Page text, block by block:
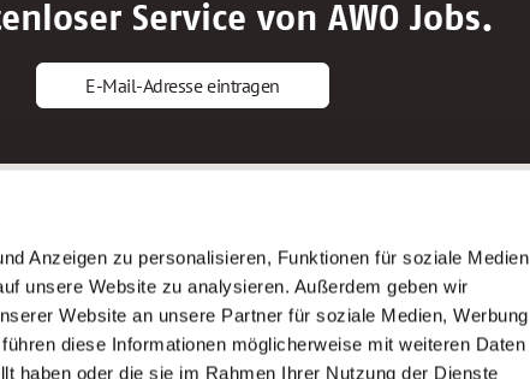
Anzeigen zu personalisieren, Funktionen für soziale Medien
unsere Website zu analysieren. Außerdem geben wir
Website an unsere Partner für soziale Medien, Werbung
diese Informationen möglicherweise mit weiteren Daten
haben oder die sie im Rahmen Ihrer Nutzung der Dienste
Service von AWO Jobs.
E-Mail-Adresse eintragen
AWO Gliederungen nach Bundesland
Stellenangebote nach Bundesländern
Sitemap
Impressum
Datenschutz